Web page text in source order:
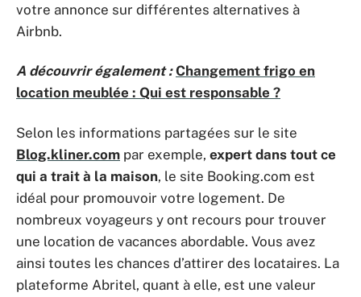
votre annonce sur différentes alternatives à
Airbnb.
A découvrir également : Changement frigo en
location meublée : Qui est responsable ?
Selon les informations partagées sur le site
Blog.kliner.com par exemple, expert dans tout ce
qui a trait à la maison, le site Booking.com est
idéal pour promouvoir votre logement. De
nombreux voyageurs y ont recours pour trouver
une location de vacances abordable. Vous avez
ainsi toutes les chances d’attirer des locataires. La
plateforme Abritel, quant à elle, est une valeur